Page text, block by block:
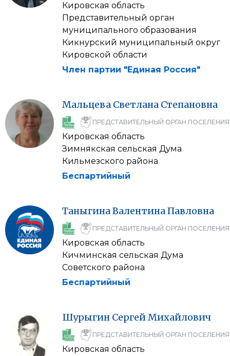
Кировская область
Представительный орган
муниципального образования
Кикнурский муниципальный округ
Кировской области
Член партии "Единая Россия"
Мальцева Светлана Степановна
ПРЕДСТАВИТЕЛЬНЫЙ ОРГАН ПОСЕЛЕНИЯ
Кировская область
Зимнякская сельская Дума
Кильмезского района
Беспартийный
ТаныгинаВалентинаПавловна
ПРЕДСТАВИТЕЛЬНЫЙ ОРГАН ПОСЕЛЕНИЯ
Кировская область
Кичминская сельская Дума
Советского района
Беспартийный
Шурыгин СергейМихайлович
ПРЕДСТАВИТЕЛЬНЫЙ ОРГАН ПОСЕЛЕНИЯ
Кировская область